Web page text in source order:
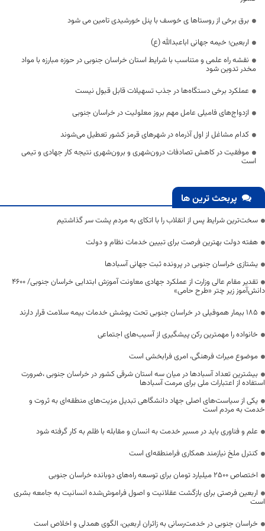
برق برخی از روستاها ی خوسف با پنل خورشیدی تامین می شود
اربعین؛ خیمه جهانی اباعبدالله (ع)
نقشه راه علمی و متناسب با شرایط استان خراسان جنوبی در حوزه مبارزه با مواد
مخدر تدوین شود
عملکرد برخی دستگاه‌ها در جذب تسهیلات قابل قبول نیست
ازدواج‌های فامیلی عامل مهم بروز معلولیت در خراسان جنوبی
کدام مشاغل از اول آذرماه در شهرهای قرمز کشور تعطیل می‌شوند
موفقیت در کاهش تصادفات درون‌شهری و برون‌شهری نتیجه کار جهادی و تیمی
است
پربحث ترین ها
سخت‌ترین شرایط پس از انقلاب را با اتکای به مردم پشت سر گذاشتیم
هفته دولت بهترین فرصت برای تبیین خدمات نظام و دولت
یشتازی خراسان جنوبی در پرونده ثبت جهانی آسبادها
تقدیر مقام عالی وزارت از عملکرد جهادی معاونت آموزش ابتدایی خراسان جنوبی/ ۴۶۰۰
دانش‌آموز زیر چتر «طرح حامی»
۱۸۵ بیمار هموفیلی در خراسان جنوبی تحت پوشش خدمات بیمه سلامت قرار دارند
خانواده را مهمترین رکن پیشگیری از آسیب‌های اجتماعی
موضوع میراث فرهنگی، امری فرابخشی است
بیشترین تعداد آسبادها در میان سه استان شرقی کشور در خراسان جنوبی ،ضرورت
استفاده از اعتبارات ملی برای مرمت آسبادها
یکی از سیاست‌های اصلی جهاد دانشگاهی تبدیل مزیت‌های منطقه‌ای به ثروت و
خدمت به مردم است
علم و فناوری باید در مسیر خدمت به انسان و مقابله با ظلم به کار گرفته شود
کنترل ملخ نیازمند همکاری فرامنطقه‌ای است
اختصاص 2500 میلیارد تومان برای توسعه راه‌های دوبانده خراسان جنوبی
اربعین فرصتی برای بازگشت عقلانیت و اصول فراموش‌شده انسانیت به جامعه بشری
است
خراسان جنوبی در خدمت‌رسانی به زائران اربعین، الگوی همدلی و اخلاص است